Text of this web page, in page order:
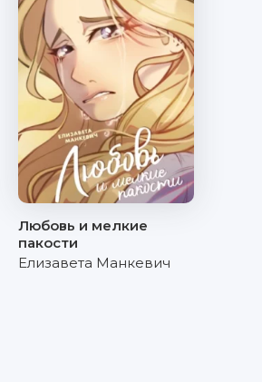
Любовь и мелкие
пакости
Елизавета Манкевич